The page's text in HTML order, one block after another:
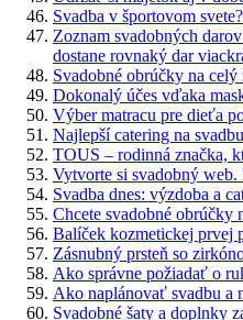
Svadba v športovom
Zoznam svadobných
dostane rovnaký dar
Svadobné obrúčky na celý
Dokonalý účes vďaka
Výber matracu pre dieťa
Najlepší catering na
TOUS – rodinná značka,
Vytvorte si svadobný web.
Svadba dnes: výzdoba a
Chcete svadobné obrúčky
Balíček kozmetickej prvej
Zásnubný prsteň so
Ako správne požiadať o
Ako naplánovať svadbu a
Svadobné šaty a doplnky